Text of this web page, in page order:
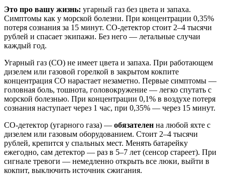
Это про вашу жизнь: угарный газ без цвета и запаха.
Симптомы как у морской болезни. При концентрации 0,35%
потеря сознания за 15 минут. СО-детектор стоит 2–4 тысячи
рублей и спасает экипажи. Без него — летальные случаи
каждый год.
Угарный газ (CO) не имеет цвета и запаха. При работающем
дизелем или газовой горелкой в закрытом кокпите
концентрация CO нарастает незаметно. Первые симптомы —
головная боль, тошнота, головокружение — легко спутать с
морской болезнью. При концентрации 0,1% в воздухе потеря
сознания наступает через 1 час, при 0,35% — через 15 минут.
СО-детектор (угарного газа) — обязателен на любой яхте с
дизелем или газовым оборудованием. Стоит 2–4 тысячи
рублей, крепится у спальных мест. Менять батарейку
ежегодно, сам детектор — раз в 5–7 лет (сенсор стареет). При
сигнале тревоги — немедленно открыть все люки, выйти в
кокпит, выключить источник сжигания.